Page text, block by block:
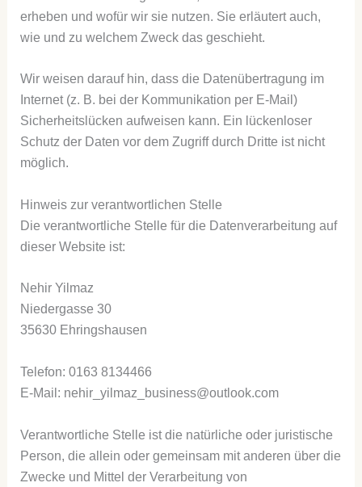
erheben und wofür wir sie nutzen. Sie erläutert auch,
wie und zu welchem Zweck das geschieht.
Wir weisen darauf hin, dass die Datenübertragung im
Internet (z. B. bei der Kommunikation per E-Mail)
Sicherheitslücken aufweisen kann. Ein lückenloser
Schutz der Daten vor dem Zugriff durch Dritte ist nicht
möglich.
Hinweis zur verantwortlichen Stelle
Die verantwortliche Stelle für die Datenverarbeitung auf
dieser Website ist:
Nehir Yilmaz
Niedergasse 30
35630 Ehringshausen
Telefon: 0163 8134466
E-Mail: nehir_yilmaz_business@outlook.com
Verantwortliche Stelle ist die natürliche oder juristische
Person, die allein oder gemeinsam mit anderen über die
Zwecke und Mittel der Verarbeitung von